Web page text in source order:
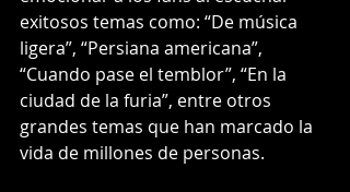
exitosos temas como: “De música
ligera”, “Persiana americana”,
“Cuando pase el temblor”, “En la
ciudad de la furia”, entre otros
grandes temas que han marcado la
vida de millones de personas.